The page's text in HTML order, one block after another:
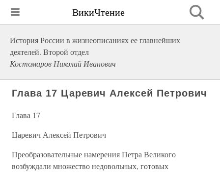
ВикиЧтение
История России в жизнеописаниях ее главнейших
деятелей. Второй отдел
Костомаров Николай Иванович
Глава 17 Царевич Алексей Петрович
Глава 17
Царевич Алексей Петрович
Преобразовательные намерения Петра Великого
возбуждали множество недовольных, готовых